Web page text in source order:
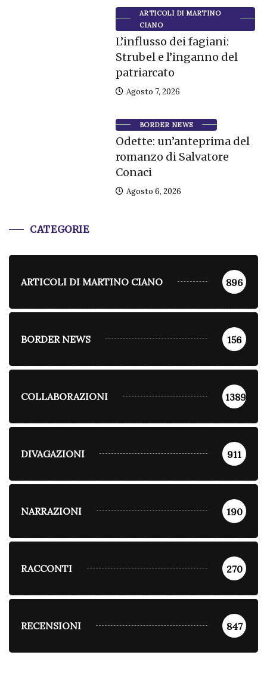
ARTICOLI DI MARTINO
CIANO
L’influsso dei fagiani:
Strubel e l’inganno del
patriarcato
Agosto 7, 2026
BORDER NEWS
Odette: un’anteprima del
romanzo di Salvatore
Conaci
Agosto 6, 2026
CATEGORIE
ARTICOLI DI MARTINO CIANO 896
BORDER NEWS 156
COLLABORAZIONI 1389
DIVAGAZIONI 911
NARRAZIONI 190
RACCONTI 270
RECENSIONI 847